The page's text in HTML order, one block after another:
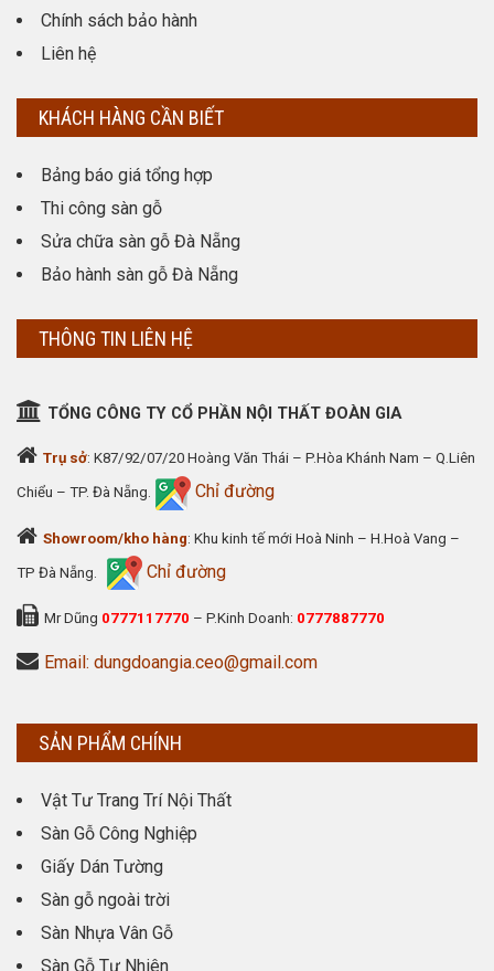
Chính sách bảo hành
Liên hệ
KHÁCH HÀNG CẦN BIẾT
Bảng báo giá tổng hợp
Thi công sàn gỗ
Sửa chữa sàn gỗ Đà Nẵng
Bảo hành sàn gỗ Đà Nẵng
THÔNG TIN LIÊN HỆ
TỔNG CÔNG TY CỔ PHẦN NỘI THẤT ĐOÀN GIA
Trụ sở: K87/92/07/20 Hoàng Văn Thái – P.Hòa Khánh Nam – Q.Liên
Chiểu – TP. Đà Nẵng. Chỉ đường
Showroom/kho hàng: Khu kinh tế mới Hoà Ninh – H.Hoà Vang –
TP Đà Nẵng. Chỉ đường
Mr Dũng 0777117770 – P.Kinh Doanh: 0777887770
Email: dungdoangia.ceo@gmail.com
SẢN PHẨM CHÍNH
Vật Tư Trang Trí Nội Thất
Sàn Gỗ Công Nghiệp
Giấy Dán Tường
Sàn gỗ ngoài trời
Sàn Nhựa Vân Gỗ
Sàn Gỗ Tự Nhiên